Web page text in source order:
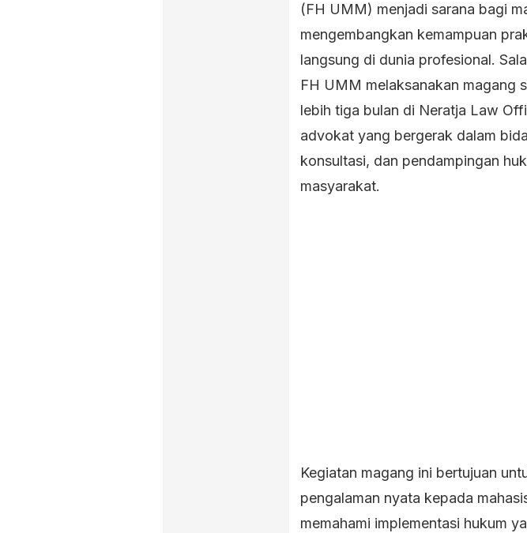
(FH UMM) menjadi sarana bagi
mengembangkan kemampuan
langsung di dunia profesional.
FH UMM melaksanakan magang
lebih tiga bulan di Neratja Law
advokat yang bergerak dalam
konsultasi, dan pendampingan
masyarakat.
Kegiatan magang ini bertujuan
pengalaman nyata kepada
memahami implementasi hukum